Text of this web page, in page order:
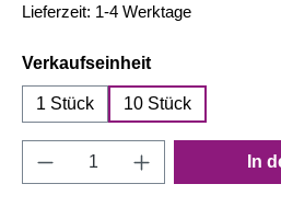
Lieferzeit: 1-4 Werktage
Verkaufseinheitauswählen
1 Stück 10 Stück
Produkt Anzahl: Gib In